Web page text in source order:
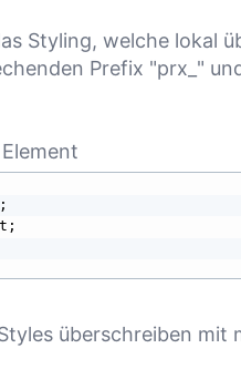
Styling, welche lokal
Prefix "prx_"
überschreiben mit